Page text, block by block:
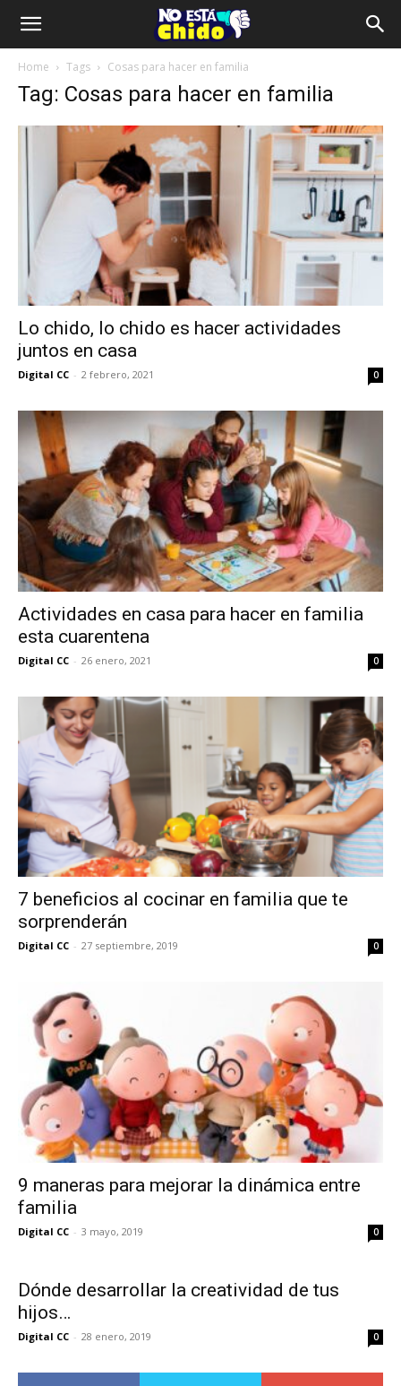
Home Tags Cosas para hacer en familia
Tag: Cosas para hacer en familia
Lo chido, lo chido es hacer actividades
juntos en casa
Digital CC - 2 febrero, 2021 0
Actividades en casa para hacer en familia
esta cuarentena
Digital CC - 26 enero, 2021 0
7 beneficios al cocinar en familia que te
sorprenderán
Digital CC - 27 septiembre, 2019 0
9 maneras para mejorar la dinámica entre
familia
Digital CC - 3 mayo, 2019 0
Dónde desarrollar la creatividad de tus
hijos…
Digital CC - 28 enero, 2019 0